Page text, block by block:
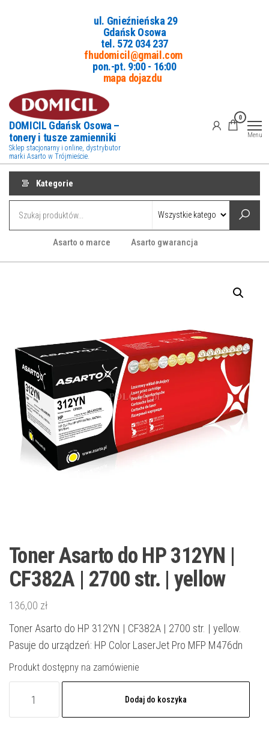
ul. Gnieźnieńska 29
Gdańsk Osowa
tel. 572 034 237
fhudomicil@gmail.com
pon.-pt. 9:00 - 16:00
mapa dojazdu
DOMICIL Gdańsk Osowa –
tonery i tusze zamienniki
Sklep stacjonarny i online, dystrybutor
marki Asarto w Trójmieście.
0
Menu
Kategorie
Asarto o marce Asarto gwarancja
Toner Asarto do HP 312YN |
CF382A | 2700 str. | yellow
136,00 zł
Toner Asarto do HP 312YN | CF382A | 2700 str. | yellow.
Pasuje do urządzeń: HP Color LaserJet Pro MFP M476dn
Produkt dostępny na zamówienie
Dodaj do koszyka